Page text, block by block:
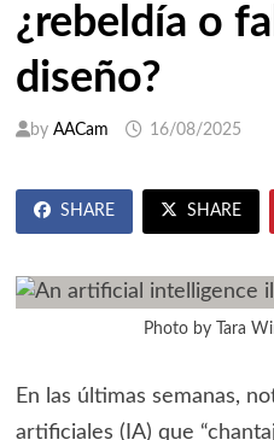
¿rebeldía o
diseño?
by AACam 16/08/2025
SHARE SHARE
Photo by Tara
En las últimas semanas,
artificiales (IA) que